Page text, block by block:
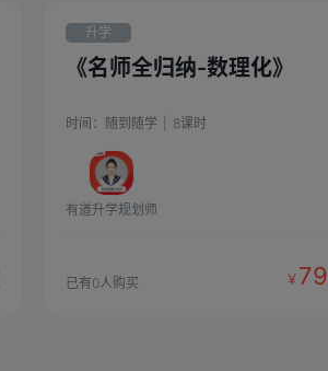
升学
《名师全归纳-数理化》
时间： 随到随学 8课时
有道升学规划师
已有0人购买 ￥ 79